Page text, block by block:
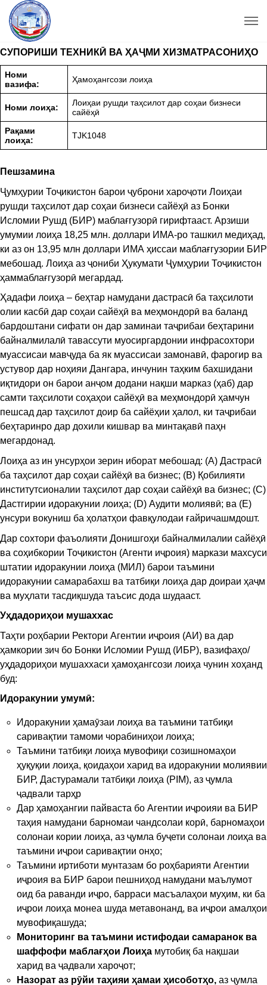
СУПОРИШИ ТЕХНИКӢ ВА ҲАҶМИ ХИЗМАТРАСОНИҲО
Номи
вазифа:
Ҳамоҳангсози лоиҳа
Номи лоиҳа:
Лоиҳаи рушди таҳсилот дар соҳаи бизнеси
сайёҳӣ
Рақами
лоиҳа:
TJK1048
Пешзамина
Ҷумҳурии Тоҷикистон барои ҷуброни хароҷоти Лоиҳаи
рушди таҳсилот дар соҳаи бизнеси сайёҳӣ аз Бонки
Исломии Рушд (БИР) маблағгузорӣ гирифтааст. Арзиши
умумии лоиҳа 18,25 млн. доллари ИМА-ро ташкил медиҳад,
ки аз он 13,95 млн доллари ИМА ҳиссаи маблағгузории БИР
мебошад. Лоиҳа аз ҷониби Ҳукумати Ҷумҳурии Тоҷикистон
ҳаммаблағгузорӣ мегардад.
Ҳадафи лоиҳа – беҳтар намудани дастрасӣ ба таҳсилоти
олии касбӣ дар соҳаи сайёҳӣ ва меҳмондорӣ ва баланд
бардоштани сифати он дар заминаи таҷрибаи беҳтарини
байналмилалӣ тавассути муосиргардонии инфрасохтори
муассисаи мавҷуда ба як муассисаи замонавӣ, фарогир ва
устувор дар ноҳияи Дангара, инчунин таҳким бахшидани
иқтидори он барои анҷом додани нақши марказ (ҳаб) дар
самти таҳсилоти соҳаҳои сайёҳӣ ва меҳмондорӣ ҳамчун
пешсад дар таҳсилот доир ба сайёҳии ҳалол, ки таҷрибаи
беҳтаринро дар дохили кишвар ва минтақавӣ паҳн
мегардонад.
Лоиҳа аз ин унсурҳои зерин иборат мебошад: (A) Дастрасӣ
ба таҳсилот дар соҳаи сайёҳӣ ва бизнес; (B) Қобилияти
институтсионалии таҳсилот дар соҳаи сайёҳӣ ва бизнес; (C)
Дастгирии идоракунии лоиҳа; (D) Аудити молиявӣ; ва (E)
унсури вокуниш ба ҳолатҳои фавқулодаи ғайричашмдошт.
Дар сохтори фаъолияти Донишгоҳи байналмилалии сайёҳӣ
ва соҳибкории Тоҷикистон (Агенти иҷроия) маркази махсуси
штатии идоракунии лоиҳа (МИЛ) барои таъмини
идоракунии самарабахш ва татбиқи лоиҳа дар доираи ҳаҷм
ва муҳлати тасдиқшуда таъсис дода шудааст.
Уҳдадориҳои мушаххас
Таҳти роҳбарии Ректори Агентии иҷроия (АИ) ва дар
ҳамкории зич бо Бонки Исломии Рушд (ИБР), вазифаҳо/
уҳдадориҳои мушаххаси ҳамоҳангсози лоиҳа чунин хоҳанд
буд:
Идоракунии умумӣ:
Идоракунии ҳамаӯзаи лоиҳа ва таъмини татбиқи
саривақтии тамоми чорабиниҳои лоиҳа;
Таъмини татбиқи лоиҳа мувофиқи созишномаҳои
ҳуқуқии лоиҳа, қоидаҳои харид ва идоракунии молиявии
БИР, Дастурамали татбиқи лоиҳа (PIM), аз ҷумла
ҷадвали тарҳр
Дар ҳамоҳангии пайваста бо Агентии иҷроияи ва БИР
таҳия намудани барномаи чандсолаи корӣ, барномаҳои
солонаи кории лоиҳа, аз ҷумла буҷети солонаи лоиҳа ва
таъмини иҷрои саривақтии онҳо;
Таъмини иртиботи мунтазам бо роҳбарияти Агентии
иҷроия ва БИР барои пешниҳод намудани маълумот
оид ба раванди иҷро, барраси масъалаҳои муҳим, ки ба
иҷрои лоиҳа монеа шуда метавонанд, ва иҷрои амалҳои
мувофиқашуда;
Мониторинг ва таъмини истифодаи самаранок ва
шаффофи маблағҳои Лоиҳа мутобиқ ба нақшаи
харид ва ҷадвали хароҷот;
Назорат аз рӯйи таҳияи ҳамаи ҳисоботҳо, аз ҷумла